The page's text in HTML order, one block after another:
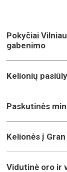
Pokyčiai
gabenimo
Kelionių
Paskutinės
Kelionės į
Vidutinė oro ir